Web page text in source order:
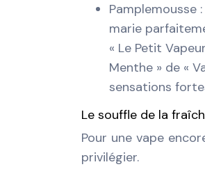
Pamplemousse
marie
« Le Petit
Menthe » de «
sensations
Le souffle de la
Pour une vape
privilégier.